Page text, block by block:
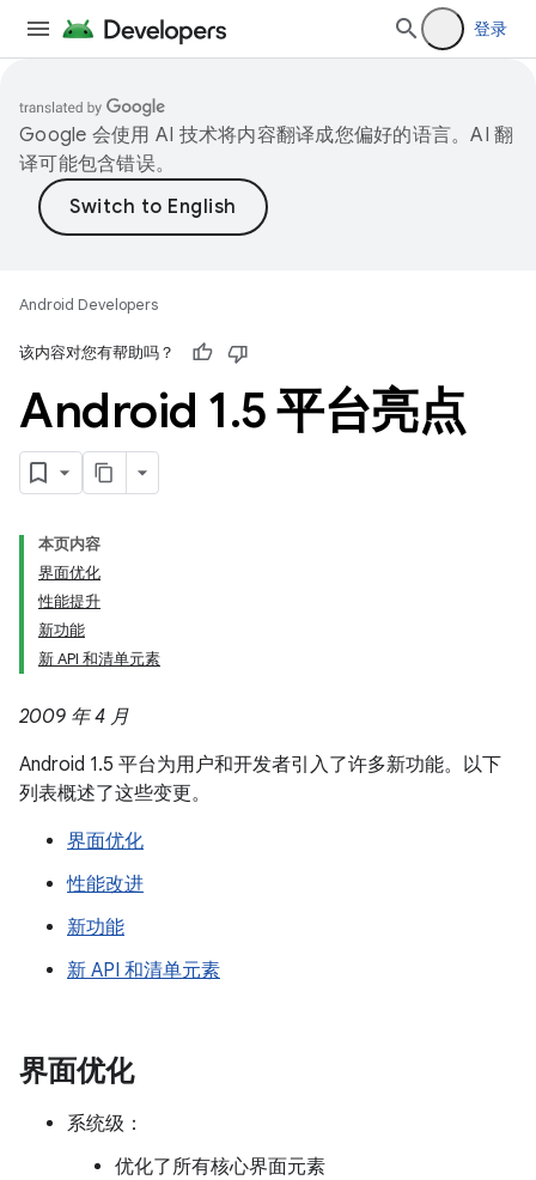
登录
Google 会使用 AI 技术将内容翻译成您偏好的语言。AI 翻
译可能包含错误。
Android Developers
该内容对您有帮助吗？
Android 1.5 平台亮点
本页内容
界面优化
性能提升
新功能
新 API 和清单元素
2009 年 4 月
Android 1.5 平台为用户和开发者引入了许多新功能。以下
列表概述了这些变更。
界面优化
性能改进
新功能
新 API 和清单元素
界面优化
系统级：
优化了所有核心界面元素